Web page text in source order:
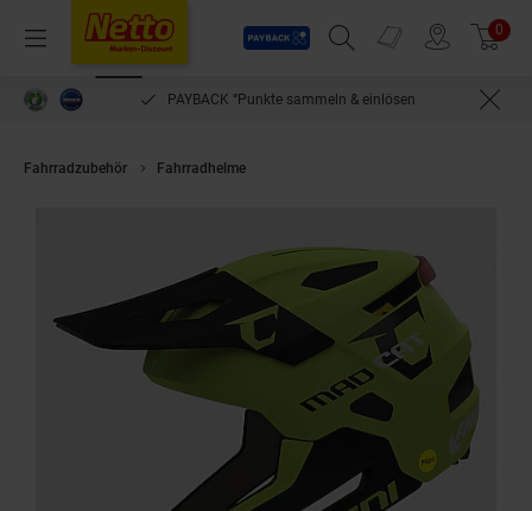
Menü
Payback
Suchfeld einblenden
Prospekte 0
PAYBACK °Punkte sammeln & einlösen
Fahrradzubehör Fahrradhelme